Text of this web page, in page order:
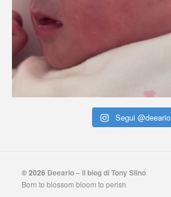
Segui @deeario
© 2026 Deeario – il blog di Tony Siino
Born to blossom bloom to perish